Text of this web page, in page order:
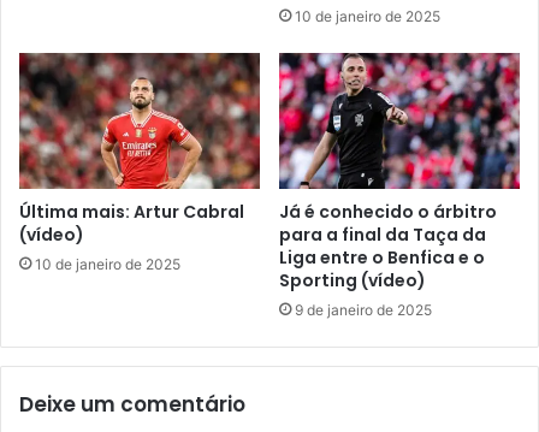
10 de janeiro de 2025
Última mais: Artur Cabral
(vídeo)
10 de janeiro de 2025
Já é conhecido o árbitro
para a final da Taça da
Liga entre o Benfica e o
Sporting (vídeo)
9 de janeiro de 2025
Deixe um comentário